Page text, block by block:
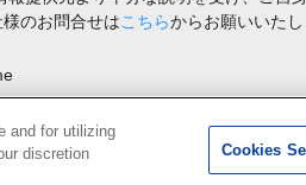
のお問合せはこちらからお願いいた
供者に帰属します。
and for utilizing
discretion
Cookies